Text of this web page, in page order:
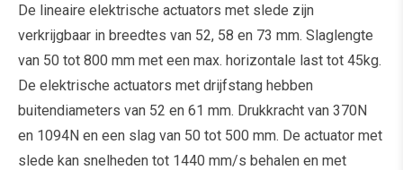
De lineaire elektrische actuators met slede zijn
verkrijgbaar in breedtes van 52, 58 en 73 mm. Slaglengte
van 50 tot 800 mm met een max. horizontale last tot 45kg.
De elektrische actuators met drijfstang hebben
buitendiameters van 52 en 61 mm. Drukkracht van 370N
en 1094N en een slag van 50 tot 500 mm. De actuator met
slede kan snelheden tot 1440 mm/s behalen en met